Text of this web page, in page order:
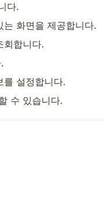
다.
화면을 제공합니다.
합니다.
설정합니다.
수 있습니다.